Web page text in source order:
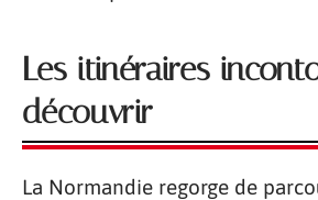
Les itinéraires
découvrir
La Normandie regorge de